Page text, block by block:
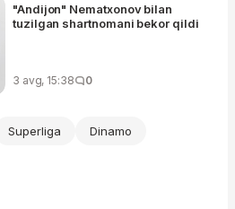
"Andijon" Nematxonov bilan
tuzilgan shartnomani bekor qildi
3 avg, 15:38 0
Superliga Dinamo